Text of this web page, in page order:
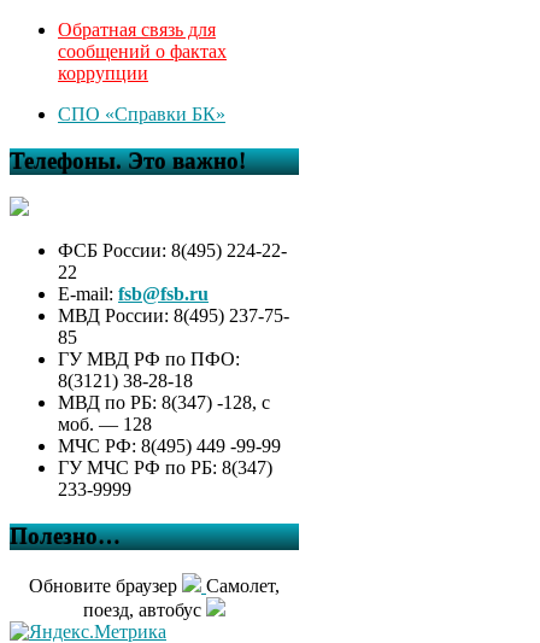
Обратная связь для
сообщений о фактах
коррупции
СПО «Справки БК»
Телефоны. Это важно!
ФСБ России: 8(495) 224-22-
22
E-mail: fsb@fsb.ru
МВД России: 8(495) 237-75-
85
ГУ МВД РФ по ПФО:
8(3121) 38-28-18
МВД по РБ: 8(347) -128, с
моб. — 128
МЧС РФ: 8(495) 449 -99-99
ГУ МЧС РФ по РБ: 8(347)
233-9999
Полезно…
Обновите браузер
Самолет,
поезд, автобус